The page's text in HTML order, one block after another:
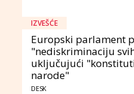
IZVEŠĆE
Europski parlament
"nediskriminaciju
uključujući
narode"
DESK